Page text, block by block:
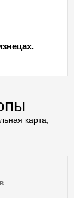
карта,